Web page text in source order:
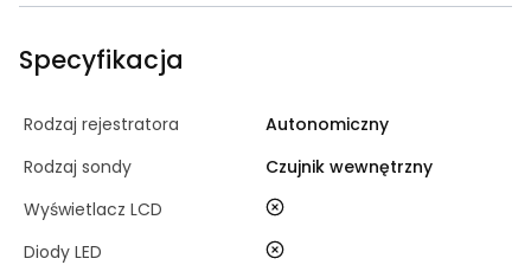
Specyfikacja
Rodzaj rejestratora
Autonomiczny
Rodzaj sondy
Czujnik wewnętrzny
Wyświetlacz LCD
nie
Diody LED
nie